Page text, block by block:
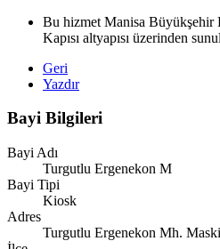
Bu hizmet Manisa
Kapısı altyapısı üzerinden
Geri
Yazdır
Bayi Bilgileri
Bayi Adı
Turgutlu Ergenekon M
Bayi Tipi
Kiosk
Adres
Turgutlu Ergenekon Mh.